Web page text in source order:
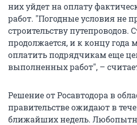
них уйдет на оплату
работ. "Погодные условия не
строительству путепроводов.
продолжается, и к концу
оплатить подрядчикам еще
выполненных работ", –
Решение от Росавтодора в
правительстве ожидают в
ближайших недель.